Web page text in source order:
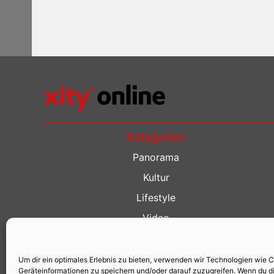
Um dir ein optimales Erlebnis zu bieten, verwenden wir Technologien wie
Geräteinformationen zu speichern und/oder darauf zuzugreifen. Wenn du
Kategorien
Panorama
Kultur
Lifestyle
Video
Kino Guide